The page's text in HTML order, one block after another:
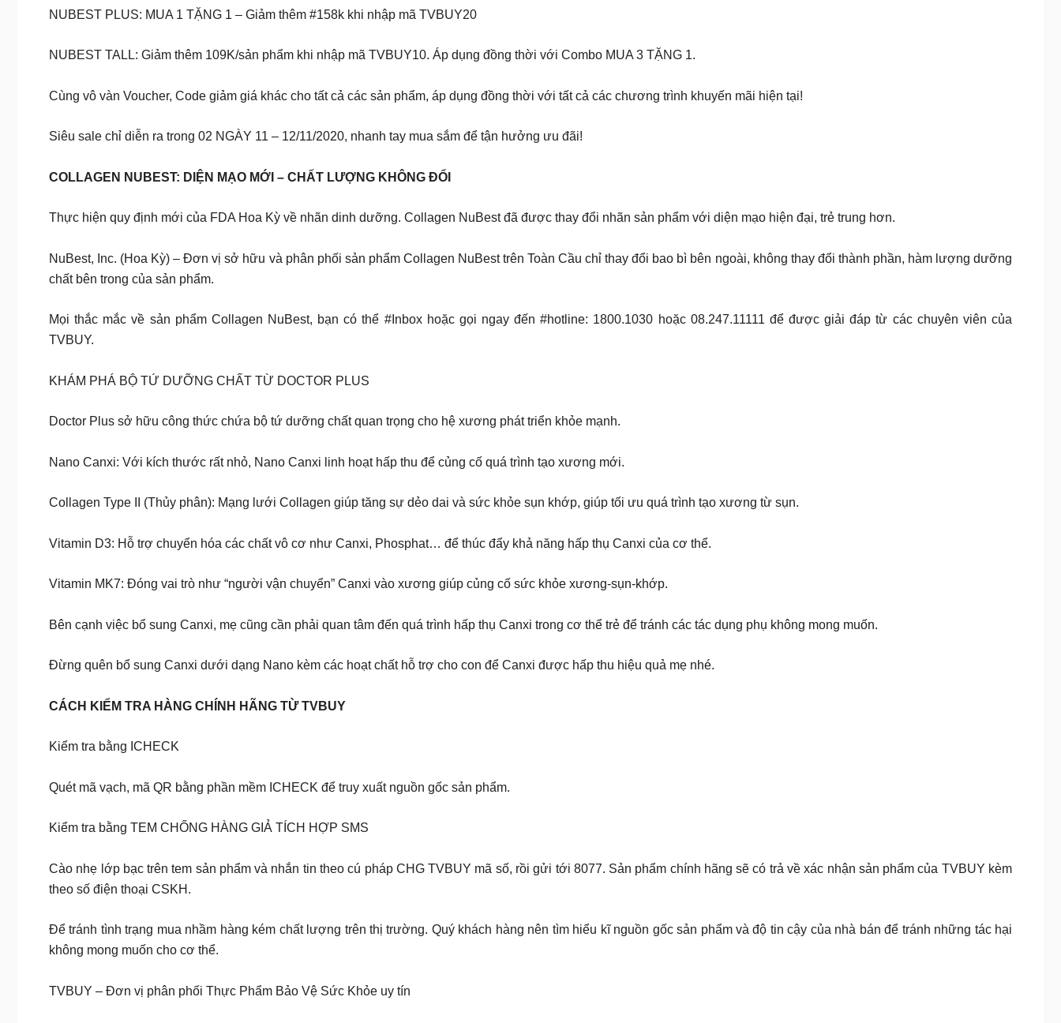
NUBEST PLUS: MUA 1 TẶNG 1 – Giảm thêm #158k khi nhập mã TVBUY20
NUBEST TALL: Giảm thêm 109K/sản phẩm khi nhập mã TVBUY10. Áp dụng đồng thời với Combo MUA 3 TẶNG 1.
Cùng vô vàn Voucher, Code giảm giá khác cho tất cả các sản phẩm, áp dụng đồng thời với tất cả các chương trình khuyến mãi hiện tại!
Siêu sale chỉ diễn ra trong 02 NGÀY 11 – 12/11/2020, nhanh tay mua sắm để tận hưởng ưu đãi!
COLLAGEN NUBEST: DIỆN MẠO MỚI – CHẤT LƯỢNG KHÔNG ĐỔI
Thực hiện quy định mới của FDA Hoa Kỳ về nhãn dinh dưỡng. Collagen NuBest đã được thay đổi nhãn sản phẩm với diện mạo hiện đại, trẻ trung hơn.
NuBest, Inc. (Hoa Kỳ) – Đơn vị sở hữu và phân phối sản phẩm Collagen NuBest trên Toàn Cầu chỉ thay đổi bao bì bên ngoài, không thay đổi thành phần, hàm lượng dưỡng
chất bên trong của sản phẩm.
Mọi thắc mắc về sản phẩm Collagen NuBest, bạn có thể #Inbox hoặc gọi ngay đến #hotline: 1800.1030 hoặc 08.247.11111 để được giải đáp từ các chuyên viên của
TVBUY.
KHÁM PHÁ BỘ TỨ DƯỠNG CHẤT TỪ DOCTOR PLUS
Doctor Plus sở hữu công thức chứa bộ tứ dưỡng chất quan trọng cho hệ xương phát triển khỏe mạnh.
Nano Canxi: Với kích thước rất nhỏ, Nano Canxi linh hoạt hấp thu để củng cố quá trình tạo xương mới.
Collagen Type II (Thủy phân): Mạng lưới Collagen giúp tăng sự dẻo dai và sức khỏe sụn khớp, giúp tối ưu quá trình tạo xương từ sụn.
Vitamin D3: Hỗ trợ chuyển hóa các chất vô cơ như Canxi, Phosphat… để thúc đẩy khả năng hấp thụ Canxi của cơ thể.
Vitamin MK7: Đóng vai trò như “người vận chuyển” Canxi vào xương giúp củng cố sức khỏe xương-sụn-khớp.
Bên cạnh việc bổ sung Canxi, mẹ cũng cần phải quan tâm đến quá trình hấp thụ Canxi trong cơ thể trẻ để tránh các tác dụng phụ không mong muốn.
Đừng quên bổ sung Canxi dưới dạng Nano kèm các hoạt chất hỗ trợ cho con để Canxi được hấp thu hiệu quả mẹ nhé.
CÁCH KIỂM TRA HÀNG CHÍNH HÃNG TỪ TVBUY
Kiểm tra bằng ICHECK
Quét mã vạch, mã QR bằng phần mềm ICHECK để truy xuất nguồn gốc sản phẩm.
Kiểm tra bằng TEM CHỐNG HÀNG GIẢ TÍCH HỢP SMS
Cào nhẹ lớp bạc trên tem sản phẩm và nhắn tin theo cú pháp CHG TVBUY mã số, rồi gửi tới 8077. Sản phẩm chính hãng sẽ có trả về xác nhận sản phẩm của TVBUY kèm
theo số điện thoại CSKH.
Để tránh tình trạng mua nhầm hàng kém chất lượng trên thị trường. Quý khách hàng nên tìm hiểu kĩ nguồn gốc sản phẩm và độ tin cậy của nhà bán để tránh những tác hại
không mong muốn cho cơ thể.
TVBUY – Đơn vị phân phối Thực Phẩm Bảo Vệ Sức Khỏe uy tín